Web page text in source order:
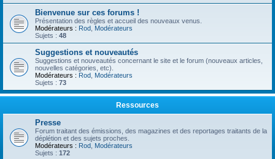
Bienvenue sur ces forums !
Présentation des règles et accueil des nouveaux venus.
Modérateurs : Rod Modérateurs
Sujets : 48
Suggestions et nouveautés
Suggestions et nouveautés concernant le site et le forum (nouveaux articles,
nouvelles catégories, etc).
Modérateurs : Rod Modérateurs
Sujets : 73
Ressources
Presse
Forum traitant des émissions, des magazines et des reportages traitants de la
déplétion et des sujets proches.
Modérateurs : Rod Modérateurs
Sujets : 172